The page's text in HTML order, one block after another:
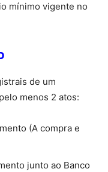
mínimo vigente no
de um
menos 2 atos:
(A compra e
junto ao Banco